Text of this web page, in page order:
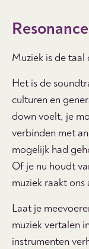
Resonance
Muziek is de taal
Het is de
culturen en
down voelt, je
verbinden met
mogelijk had
Of je nu houdt
muziek raakt ons
Laat je
muziek vertalen
instrumenten